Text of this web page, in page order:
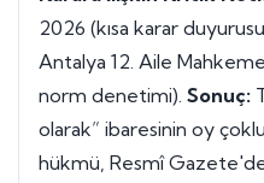
2026 (kısa karar
Antalya 12. Aile
norm denetimi). Sonuç:
olarak” ibaresinin oy
hükmü, Resmî